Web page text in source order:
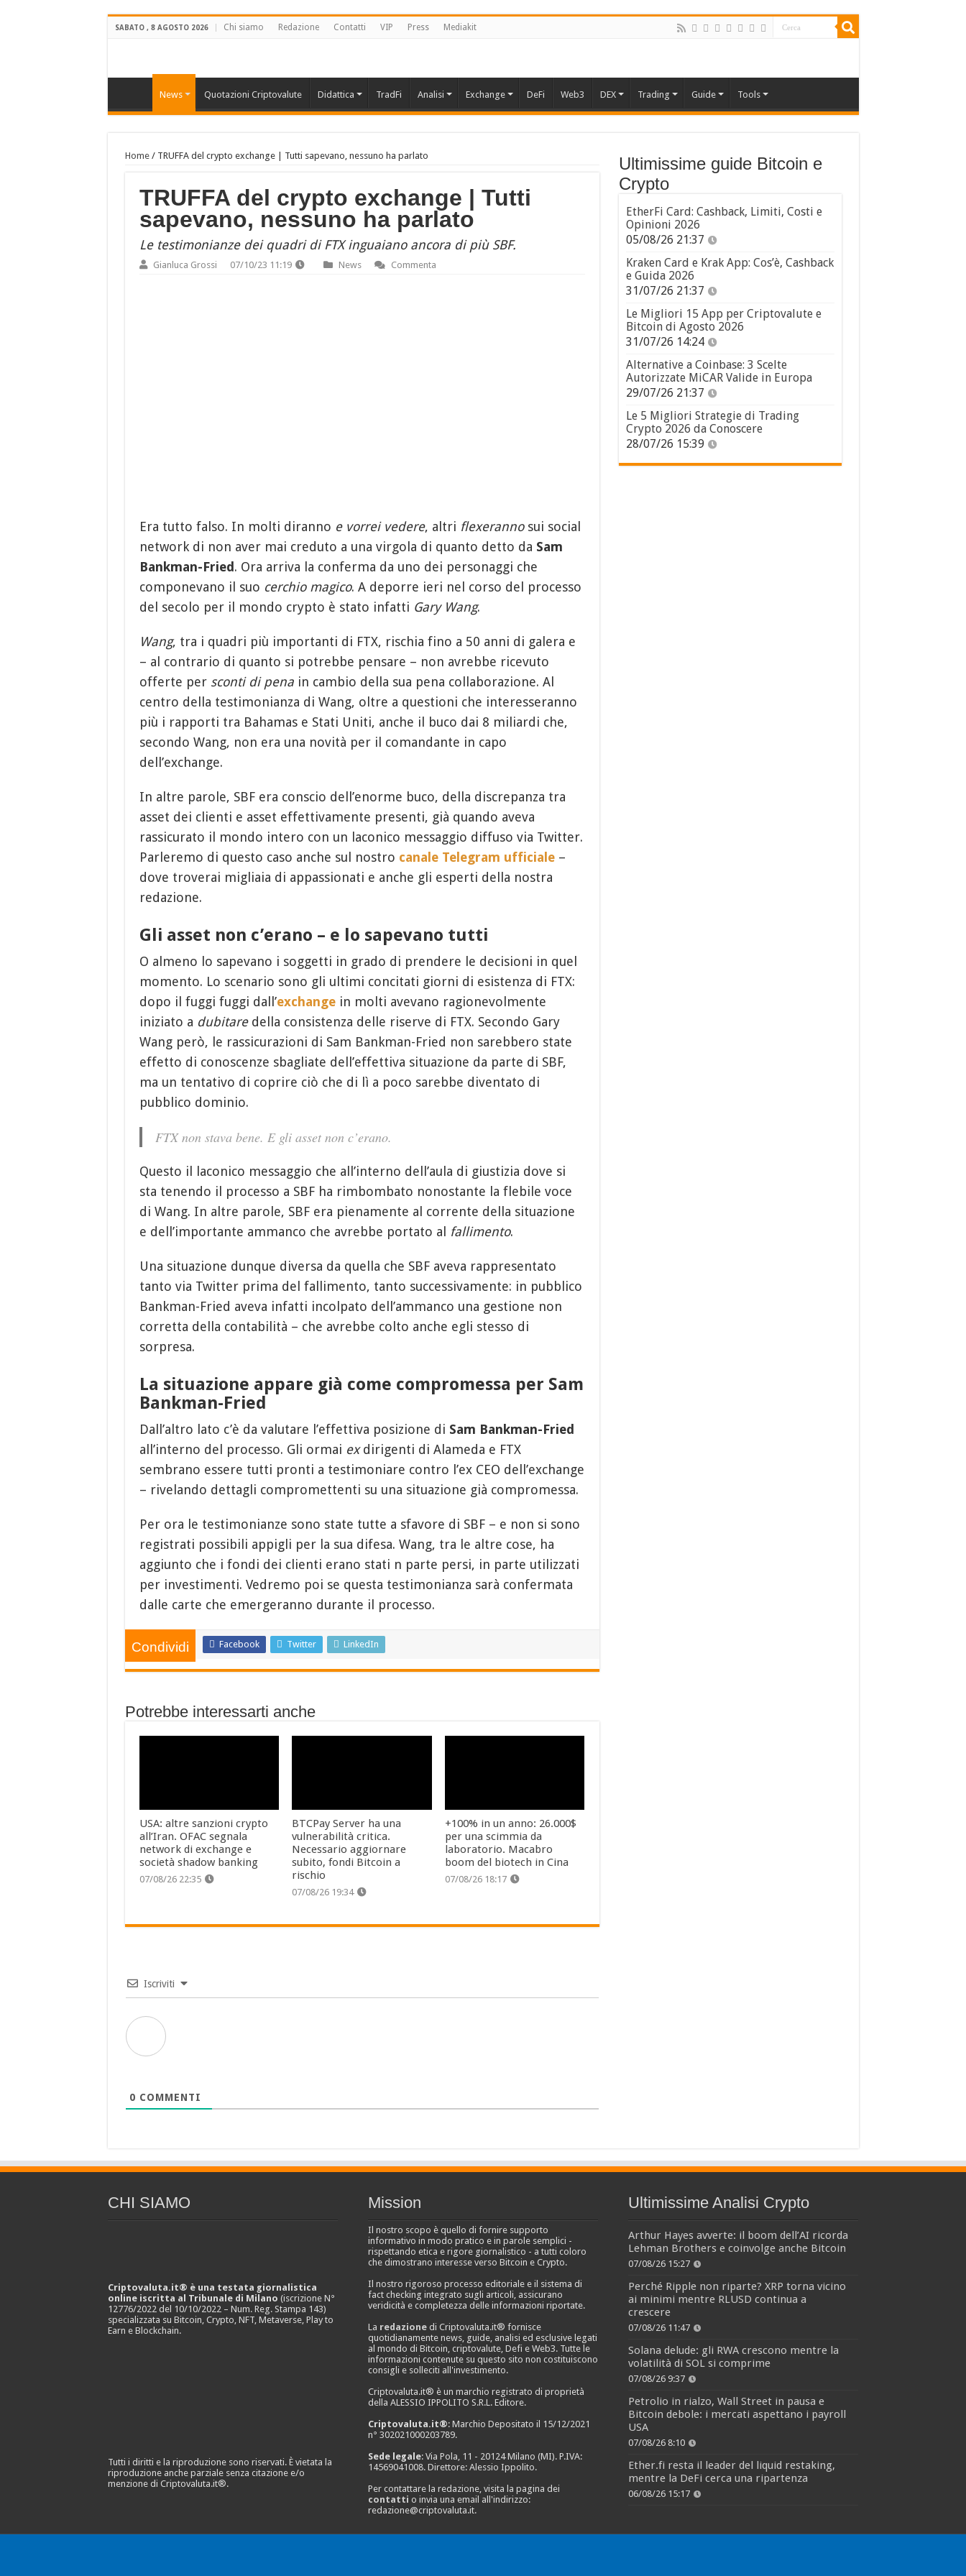
SABATO , 8 AGOSTO 2026 Chi siamo Redazione Contatti VIP Press Mediakit
News Quotazioni Criptovalute Didattica TradFi Analisi Exchange DeFi Web3 DEX Trading Guide Tools
Home/ TRUFFA del crypto exchange | Tutti sapevano, nessuno ha parlato
TRUFFA del crypto exchange | Tutti
sapevano, nessuno ha parlato
Le testimonianze dei quadri di FTX inguaiano ancora di più SBF.
Gianluca Grossi 07/10/23 11:19 News Commenta
Era tutto falso. In molti diranno e vorrei vedere, altri flexerannosui social
network di non aver mai creduto a una virgola di quanto detto da Sam
Bankman-Fried. Ora arriva la conferma da uno dei personaggi che
componevano il suo cerchio magico. A deporre ieri nel corso del processo
del secolo per il mondo crypto è stato infatti Gary Wang.
Wang, tra i quadri più importanti di FTX, rischia fino a 50 anni di galera e
– al contrario di quanto si potrebbe pensare – non avrebbe ricevuto
offerte per sconti di penain cambio della sua pena collaborazione. Al
centro della testimonianza di Wang, oltre a questioni che interesseranno
più i rapporti tra Bahamas e Stati Uniti, anche il buco dai 8 miliardi che,
secondo Wang, non era una novità per il comandante in capo
dell’exchange.
In altre parole, SBF era conscio dell’enorme buco, della discrepanza tra
asset dei clienti e asset effettivamente presenti, già quando aveva
rassicurato il mondo intero con un laconico messaggio diffuso via Twitter.
Parleremo di questo caso anche sul nostro canale Telegram ufficiale–
dove troverai migliaia di appassionati e anche gli esperti della nostra
redazione.
Gli asset non c’erano – e lo sapevano tutti
O almeno lo sapevano i soggetti in grado di prendere le decisioni in quel
momento. Lo scenario sono gli ultimi concitati giorni di esistenza di FTX:
dopo il fuggi fuggi dall’exchangein molti avevano ragionevolmente
iniziato a dubitaredella consistenza delle riserve di FTX. Secondo Gary
Wang però, le rassicurazioni di Sam Bankman-Fried non sarebbero state
effetto di conoscenze sbagliate dell’effettiva situazione da parte di SBF,
ma un tentativo di coprire ciò che di lì a poco sarebbe diventato di
pubblico dominio.
FTX non stava bene. E gli asset non c’erano.
Questo il laconico messaggio che all’interno dell’aula di giustizia dove si
sta tenendo il processo a SBF ha rimbombato nonostante la flebile voce
di Wang. In altre parole, SBF era pienamente al corrente della situazione
e dell’importante ammanco che avrebbe portato al fallimento.
Una situazione dunque diversa da quella che SBF aveva rappresentato
tanto via Twitter prima del fallimento, tanto successivamente: in pubblico
Bankman-Fried aveva infatti incolpato dell’ammanco una gestione non
corretta della contabilità – che avrebbe colto anche egli stesso di
sorpresa.
La situazione appare già come compromessa per Sam
Bankman-Fried
Dall’altro lato c’è da valutare l’effettiva posizione di Sam Bankman-Fried
all’interno del processo. Gli ormai exdirigenti di Alameda e FTX
sembrano essere tutti pronti a testimoniare contro l’ex CEO dell’exchange
– rivelando dettagli compromettenti su una situazione già compromessa.
Per ora le testimonianze sono state tutte a sfavore di SBF – e non si sono
registrati possibili appigli per la sua difesa. Wang, tra le altre cose, ha
aggiunto che i fondi dei clienti erano stati n parte persi, in parte utilizzati
per investimenti. Vedremo poi se questa testimonianza sarà confermata
dalle carte che emergeranno durante il processo.
Condividi Facebook Twitter LinkedIn
Potrebbe interessarti anche
USA: altre sanzioni crypto
all’Iran. OFAC segnala
network di exchange e
società shadow banking
07/08/26 22:35
BTCPay Server ha una
vulnerabilità critica.
Necessario aggiornare
subito, fondi Bitcoin a
rischio
07/08/26 19:34
+100% in un anno: 26.000$
per una scimmia da
laboratorio. Macabro
boom del biotech in Cina
07/08/26 18:17
Iscriviti
0 COMMENTI
Ultimissime guide Bitcoin e
Crypto
EtherFi Card: Cashback, Limiti, Costi e
Opinioni 2026
05/08/26 21:37
Kraken Card e Krak App: Cos’è, Cashback
e Guida 2026
31/07/26 21:37
Le Migliori 15 App per Criptovalute e
Bitcoin di Agosto 2026
31/07/26 14:24
Alternative a Coinbase: 3 Scelte
Autorizzate MiCAR Valide in Europa
29/07/26 21:37
Le 5 Migliori Strategie di Trading
Crypto 2026 da Conoscere
28/07/26 15:39
CHI SIAMO
Criptovaluta.it® è una testata giornalistica
online iscritta al Tribunale di Milano (iscrizione N°
12776/2022 del 10/10/2022 – Num. Reg. Stampa 143)
specializzata su Bitcoin, Crypto, NFT, Metaverse, Play to
Earn e Blockchain.
Tutti i diritti e la riproduzione sono riservati. È vietata la
riproduzione anche parziale senza citazione e/o
menzione di Criptovaluta.it®.
Mission
Il nostro scopo è quello di fornire supporto
informativo in modo pratico e in parole semplici -
rispettando etica e rigore giornalistico - a tutti coloro
che dimostrano interesse verso Bitcoin e Crypto.
Il nostro rigoroso processo editoriale e il sistema di
fact checking integrato sugli articoli, assicurano
veridicità e completezza delle informazioni riportate.
La redazionedi Criptovaluta.it® fornisce
quotidianamente news, guide, analisi ed esclusive legati
al mondo di Bitcoin, criptovalute, Defi e Web3. Tutte le
informazioni contenute su questo sito non costituiscono
consigli e solleciti all'investimento.
Criptovaluta.it® è un marchio registrato di proprietà
della ALESSIO IPPOLITO S.R.L. Editore.
Criptovaluta.it®: Marchio Depositato il 15/12/2021
n° 302021000203789.
Sede legale: Via Pola, 11 - 20124 Milano (MI). P.IVA:
14569041008. Direttore: Alessio Ippolito.
Per contattare la redazione, visita la pagina dei
contatti o invia una email all'indirizzo:
redazione@criptovaluta.it.
Ultimissime Analisi Crypto
Arthur Hayes avverte: il boom dell’AI ricorda
Lehman Brothers e coinvolge anche Bitcoin
07/08/26 15:27
Perché Ripple non riparte? XRP torna vicino
ai minimi mentre RLUSD continua a
crescere
07/08/26 11:47
Solana delude: gli RWA crescono mentre la
volatilità di SOL si comprime
07/08/26 9:37
Petrolio in rialzo, Wall Street in pausa e
Bitcoin debole: i mercati aspettano i payroll
USA
07/08/26 8:10
Ether.fi resta il leader del liquid restaking,
mentre la DeFi cerca una ripartenza
06/08/26 15:17